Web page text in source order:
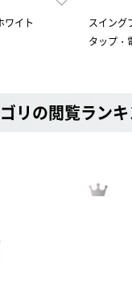
イト
スイング
タップ・
リの閲覧ラン